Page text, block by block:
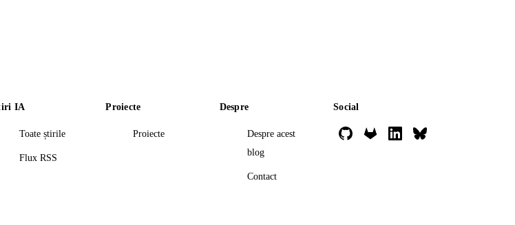
IA
Toate știrile
Flux RSS
Proiecte
Proiecte
Despre
Despre acest
blog
Contact
Social